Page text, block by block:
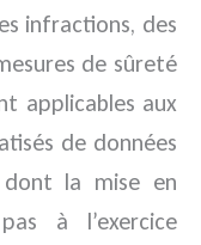
infractions, des
de sûreté
applicables aux
de données
la mise en
à l’exercice